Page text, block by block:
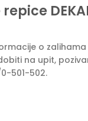
o
na upit,
501-502.